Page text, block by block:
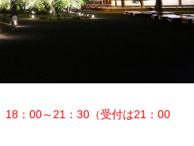
18：00～21：30（受付は21：00